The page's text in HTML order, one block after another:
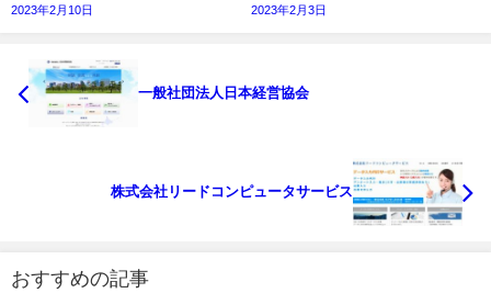
2023年2月10日 2023年2月3日
一般社団法人日本経営協会
株式会社リードコンピュータサービス
おすすめの記事